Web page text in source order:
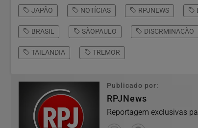
JAPÃO NOTÍCIAS RPJNEWS
BRASIL SÃOPAULO DISCRMINAÇÃO
TAILANDIA TREMOR
Publicado por:
RPJNews
Reportagem exclusivas